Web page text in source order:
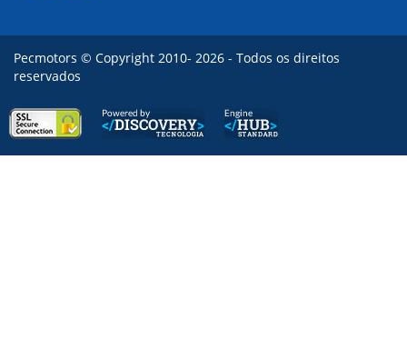
Pecmotors © Copyright 2010- 2026 - Todos os direitos
reservados